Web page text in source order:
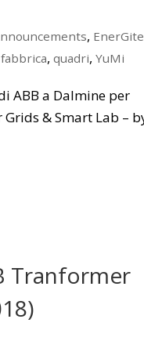
, EnerGite
fabbrica, quadri, YuMi
ABB a Dalmine per
Grids & Smart Lab –
Tranformer